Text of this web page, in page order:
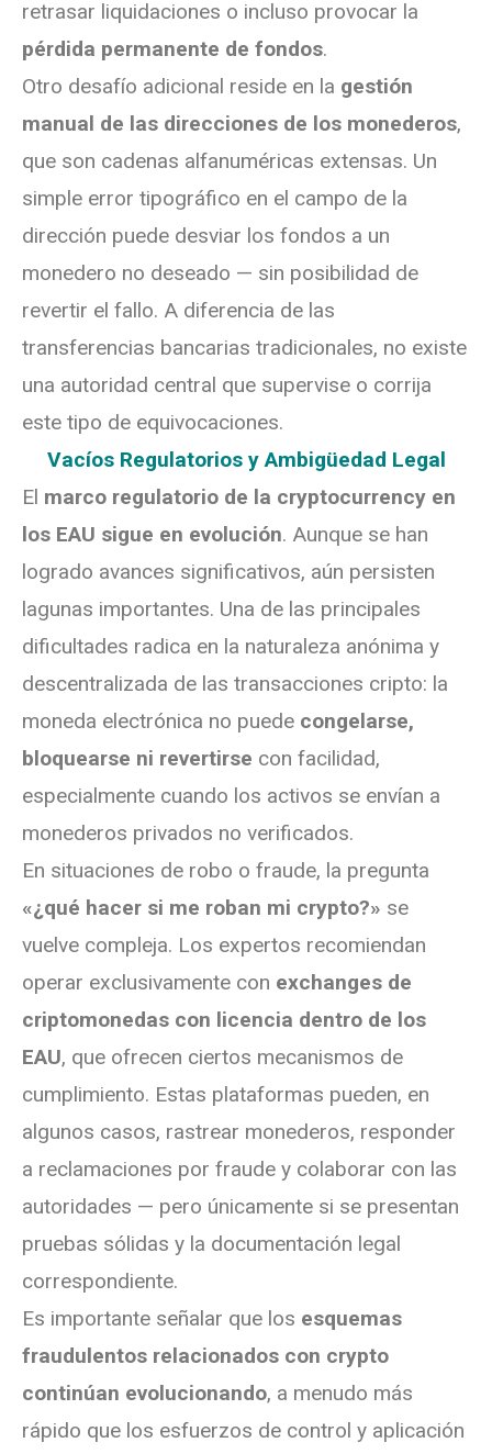
retrasar liquidaciones o incluso provocar la
pérdida permanente de fondos.
Otro desafío adicional reside en la gestión
manual de las direcciones de los monederos,
que son cadenas alfanuméricas extensas. Un
simple error tipográfico en el campo de la
dirección puede desviar los fondos a un
monedero no deseado — sin posibilidad de
revertir el fallo. A diferencia de las
transferencias bancarias tradicionales, no existe
una autoridad central que supervise o corrija
este tipo de equivocaciones.
Vacíos Regulatorios y Ambigüedad Legal
El marco regulatorio de la cryptocurrency en
los EAU sigue en evolución. Aunque se han
logrado avances significativos, aún persisten
lagunas importantes. Una de las principales
dificultades radica en la naturaleza anónima y
descentralizada de las transacciones cripto: la
moneda electrónica no puede congelarse,
bloquearse ni revertirse con facilidad,
especialmente cuando los activos se envían a
monederos privados no verificados.
En situaciones de robo o fraude, la pregunta
«¿qué hacer si me roban mi crypto?» se
vuelve compleja. Los expertos recomiendan
operar exclusivamente con exchanges de
criptomonedas con licencia dentro de los
EAU, que ofrecen ciertos mecanismos de
cumplimiento. Estas plataformas pueden, en
algunos casos, rastrear monederos, responder
a reclamaciones por fraude y colaborar con las
autoridades — pero únicamente si se presentan
pruebas sólidas y la documentación legal
correspondiente.
Es importante señalar que los esquemas
fraudulentos relacionados con crypto
continúan evolucionando, a menudo más
rápido que los esfuerzos de control y aplicación